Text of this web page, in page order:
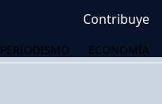
Contribuye
PERIODISMO ECONOMÍA